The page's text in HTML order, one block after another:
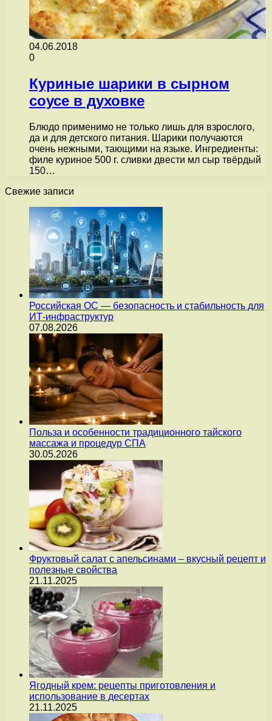
04.06.2018
0
Куриные шарики в сырном
соусе в духовке
Блюдо применимо не только лишь для взрослого,
да и для детского питания. Шарики получаются
очень нежными, тающими на языке. Ингредиенты:
филе куриное 500 г. сливки двести мл сыр твёрдый
150…
Свежие записи
Российская ОС — безопасность и стабильность для
ИТ-инфраструктур
07.08.2026
Польза и особенности традиционного тайского
массажа и процедур СПА
30.05.2026
Фруктовый салат с апельсинами – вкусный рецепт и
полезные свойства
21.11.2025
Ягодный крем: рецепты приготовления и
использование в десертах
21.11.2025